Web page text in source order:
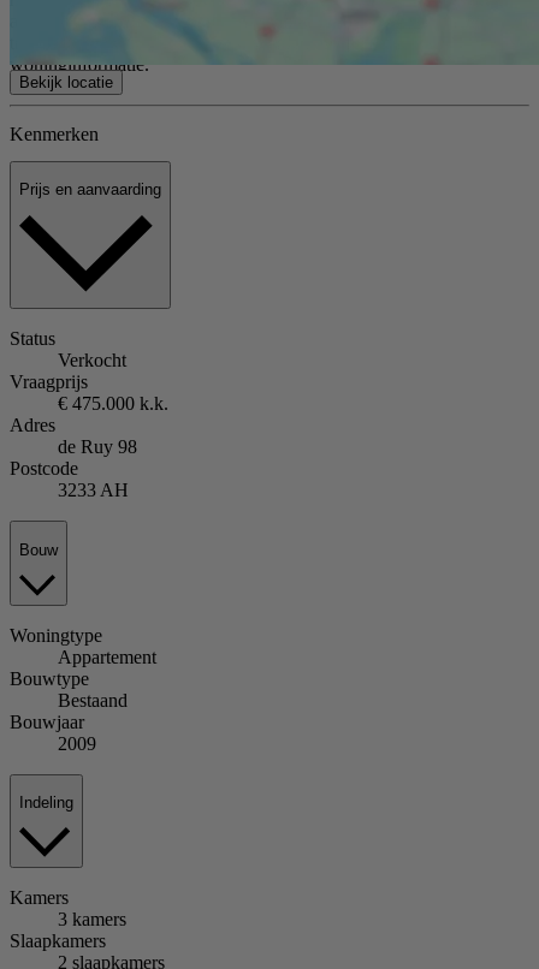
als uitnodiging tot het doen van een bod of om in onderhandeling te
treden. Er kunnen geen rechten worden ontleend aan deze
woninginformatie.
Bekijk locatie
Kenmerken
Prijs en aanvaarding
Status
Verkocht
Vraagprijs
€ 475.000 k.k.
Adres
de Ruy 98
Postcode
3233 AH
Bouw
Woningtype
Appartement
Bouwtype
Bestaand
Bouwjaar
2009
Indeling
Kamers
3 kamers
Slaapkamers
2 slaapkamers